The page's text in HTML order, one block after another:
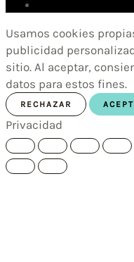
Usamos cookies
publicidad
sitio. Al aceptar,
datos para estos fines.
RECHAZAR
Privacidad